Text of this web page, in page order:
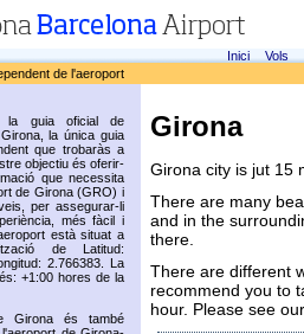
Inici
Vols
de l'aeroport
la guia oficial de
la única guia
que trobaràs a
objectiu és oferir-
que necessita
de Girona (GRO) i
per assegurar-li
més fàcil i
està situat a
de Latitud:
2.766383. La
+1:00 hores de la
Girona és també
Girona
Girona city is jut 15
There are many
and in the
there.
There are different
recommend you to
hour. Please see